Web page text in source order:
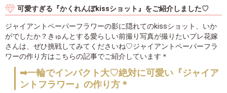
可愛すぎる『かくれんぼkissショット』をご紹介しました♡
ジャイアントペーパーフラワーの影に隠れてのkissショット、いか
がでしたか？きゅんとする愛らしい前撮り写真が撮りたいプレ花嫁
さんは、ぜひ挑戦してみてくださいね♡ジャイアントペーパーフラ
ワーの作り方はこちらの記事でご紹介しています＊
➡一輪でインパクト大♡絶対に可愛い『ジャイア
ントフラワー』の作り方＊